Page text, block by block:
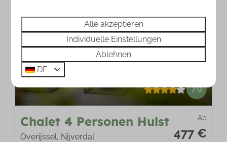
7,9
Ab
477 €
Chalet 4 Personen Hulst
Overijssel, Nijverdal
Alle akzeptieren
Individuelle Einstellungen
Ablehnen
DE